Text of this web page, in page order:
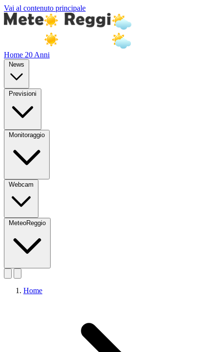
Vai al contenuto principale
Home 20 Anni
News
Previsioni
Monitoraggio
Webcam
MeteoReggio
Home